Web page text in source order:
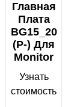
Главная
Плата
BG15_20
(P-) Для
Monitor
Узнать
стоимость